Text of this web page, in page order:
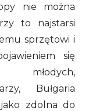
nie można
to najstarsi
sprzętowi i
się
Bułgaria
zdolna do